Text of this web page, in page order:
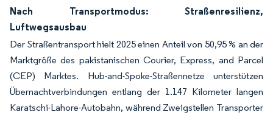
Nach Transportmodus: Straßenresilienz,
Luftwegsausbau
Der Straßentransport hielt 2025 einen Anteil von 50,95 % an der
Marktgröße des pakistanischen Courier, Express, and Parcel
(CEP) Marktes. Hub-and-Spoke-Straßennetze unterstützen
Übernachtverbindungen entlang der 1.147 Kilometer langen
Karatschi-Lahore-Autobahn, während Zweigstellen Transporter